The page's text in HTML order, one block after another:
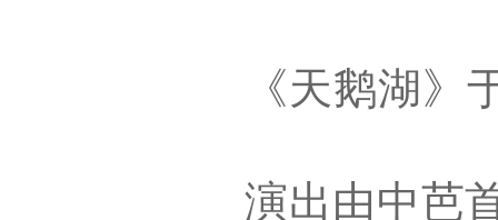
《天鹅湖
演出由中芭